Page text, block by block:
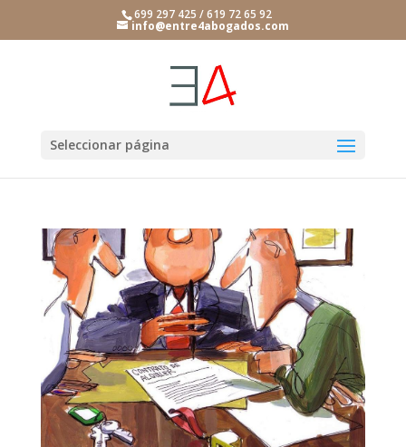
699 297 425 / 619 72 65 92
info@entre4abogados.com
Seleccionar página